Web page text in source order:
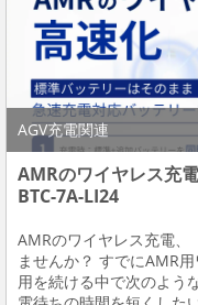
AGV充電関連
AMRのワイヤレス充
BTC-7A-LI24
AMRのワイヤレス充電、
ませんか？ すでにAMR
用を続ける中で次のよう